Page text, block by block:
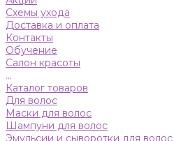
Схемы ухода
Доставка и оплата
Контакты
Обучение
Салон красоты
...
Каталог товаров
Для волос
Маски для волос
Шампуни для волос
Эмульсии и сыворотки для волос